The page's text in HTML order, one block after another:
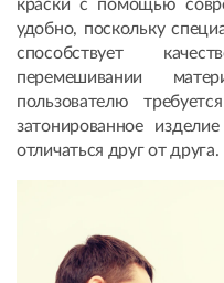
краски с помощью
удобно, поскольку
способствует
перемешивании
пользователю
затонированное
отличаться друг от друга.